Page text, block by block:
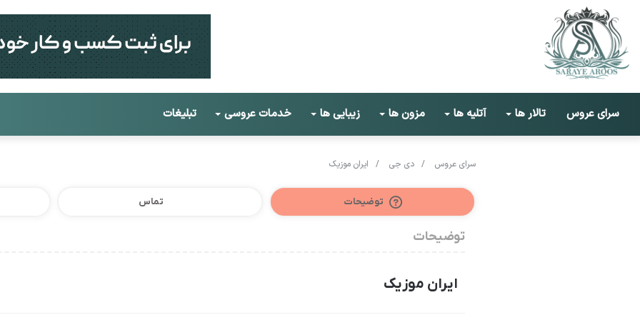
سرای عروس تالار ها آتلیه ها مزون ها زیبایی ها خدمات عروسی تبلیغات
سرای عروس / دی جی / ایران موزیک
توضیحات تماس
توضیحات
ایران موزیک